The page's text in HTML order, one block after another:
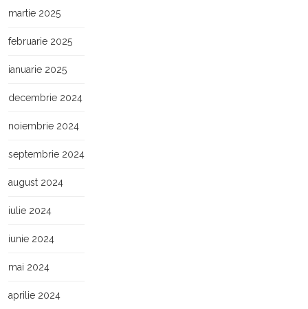
martie 2025
februarie 2025
ianuarie 2025
decembrie 2024
noiembrie 2024
septembrie 2024
august 2024
iulie 2024
iunie 2024
mai 2024
aprilie 2024